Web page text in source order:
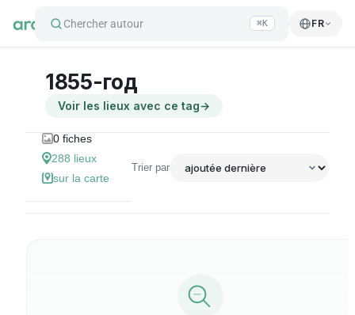
Chercher autour ⌘K FR
1855-год
Voir les lieux avec ce tag→
0 fiches
288 lieux
sur la carte
Trier par